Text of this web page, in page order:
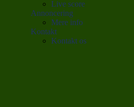
Live score
Annoncering
Mere info
Kontakt
Kontakt os